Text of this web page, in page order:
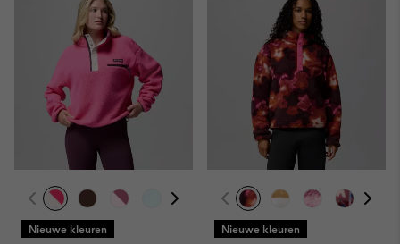
Nieuwe kleuren Nieuwe kleuren